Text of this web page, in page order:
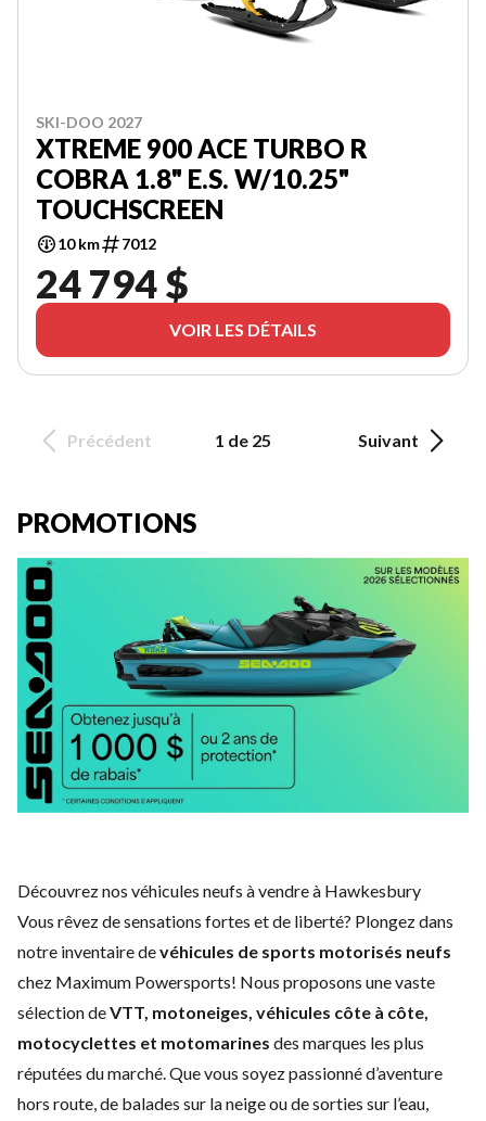
SKI-DOO 2027
XTREME 900 ACE TURBO R
COBRA 1.8" E.S. W/10.25"
TOUCHSCREEN
10 km 7012
24 794 $
VOIR LES DÉTAILS
Précédent 1 de 25 Suivant
PROMOTIONS
Découvrez nos véhicules neufs à vendre à Hawkesbury
Vous rêvez de sensations fortes et de liberté? Plongez dans
notre inventaire devéhicules de sports motorisés neufs
chez Maximum Powersports! Nous proposons une vaste
sélection deVTT, motoneiges, véhicules côte à côte,
motocyclettes et motomarines des marques les plus
réputées du marché. Que vous soyez passionné d’aventure
hors route, de balades sur la neige ou de sorties sur l’eau,